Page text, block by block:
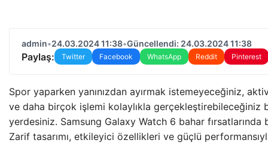
admin•24.03.2024 11:38•Güncellendi: 24.03.2024 11:38
Paylaş: Twitter Facebook WhatsApp Reddit Pinterest
Spor yaparken yanınızdan ayırmak istemeyeceğiniz,
ve daha birçok işlemi kolaylıkla gerçekleştirebileceğiniz
yerdesiniz. Samsung Galaxy Watch 6 bahar fırsatlarında
Zarif tasarımı, etkileyici özellikleri ve güçlü